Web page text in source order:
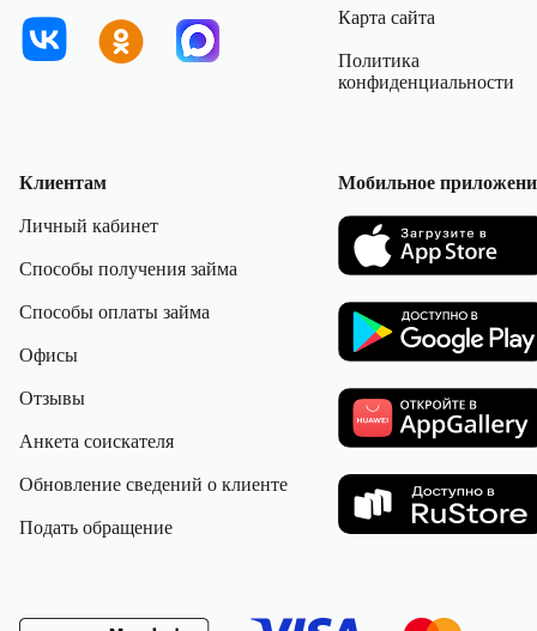
Карта сайта
Политика
конфиденциальности
Клиентам
Личный кабинет
Способы получения займа
Способы оплаты займа
Офисы
Отзывы
Анкета соискателя
Обновление сведений о клиенте
Подать обращение
Мобильное